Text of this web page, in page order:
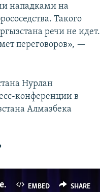
нападками на
Такого
речи не идет.
переговоров», —
Нурлан
конференции в
Алмазбека
EMBED SHARE
Пресс-конференция Атамбаева. О чем говорил президент?